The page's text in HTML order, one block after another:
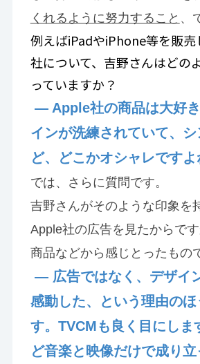
くれるように努力すること 、
例えばiPadやiPhone等を販
社について、吉野さんはどの
っていますか？
— Apple社の商品は大好
インが洗練されていて、
ど、どこかオシャレですよ
では、さらに質問です。
吉野さんがそのような印象を
Apple社の広告を見たからで
商品などから感じとったもの
— 広告ではなく、デザイ
感動した、という理由の
す。TVCMも良く目にしま
ど音楽と映像だけで成り